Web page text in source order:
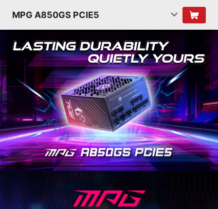
MPG A850GS PCIE5